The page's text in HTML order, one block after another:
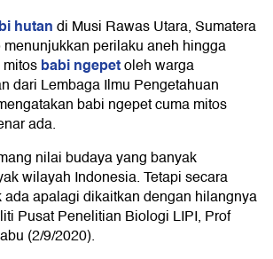
hutandi Musi Rawas Utara, Sumatera
perilaku aneh hingga
babi ngepetoleh warga
dari Lembaga Ilmu Pengetahuan
babi ngepet cuma mitos
ada.
nilai budaya yang banyak
wilayah Indonesia. Tetapi secara
ada apalagi dikaitkan dengan hilangnya
Pusat Penelitian Biologi LIPI, Prof
(2/9/2020).